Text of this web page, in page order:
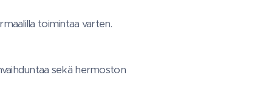
toimintaa varten.
sekä hermoston